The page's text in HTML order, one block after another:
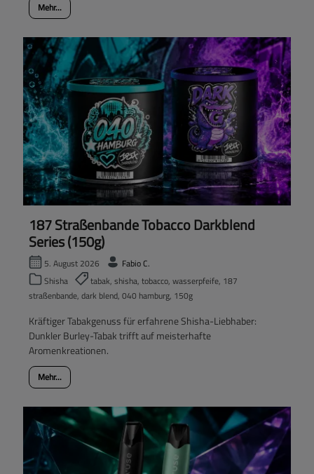
Mehr...
187 Straßenbande Tobacco Darkblend
Series (150g)
5. August 2026
Fabio C.
Shisha
tabak, shisha, tobacco, wasserpfeife, 187
straßenbande, dark blend, 040 hamburg, 150g
Kräftiger Tabakgenuss für erfahrene Shisha-Liebhaber:
Dunkler Burley-Tabak trifft auf meisterhafte
Aromenkreationen.
Mehr...